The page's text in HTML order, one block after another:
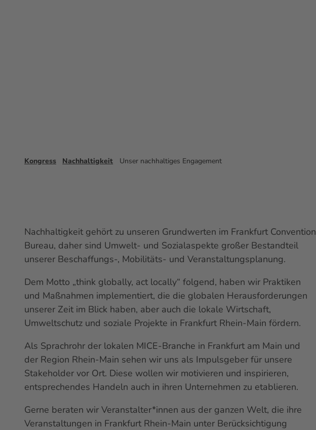
Kongress Nachhaltigkeit
Unser nachhaltiges Engagement
Nachhaltigkeit gehört zu unseren Grundwerten im Frankfurt Convention
Bureau, daher sind Umwelt- und Sozialaspekte großer Bestandteil
unserer Beschaffungs-, Mobilitäts- und Veranstaltungsplanung.
Dem Motto „think globally, act locally“ folgend, haben wir Praktiken
und Maßnahmen implementiert, die die globalen Herausforderungen
unserer Zeit im Blick haben, aber auch die lokale Wirtschaft,
Umweltschutz und soziale Projekte in Frankfurt Rhein-Main fördern.
Als Sprachrohr der lokalen MICE-Branche in Frankfurt am Main und
der Region Rhein-Main sehen wir uns als Impulsgeber für unsere
Stakeholder vor Ort. Diese wollen wir motivieren und inspirieren,
entsprechendes Handeln auch in ihren Unternehmen zu etablieren.
Gerne beraten wir Veranstalter*innen aus der ganzen Welt, die ihre
Veranstaltungen in Frankfurt Rhein-Main unter Berücksichtigung